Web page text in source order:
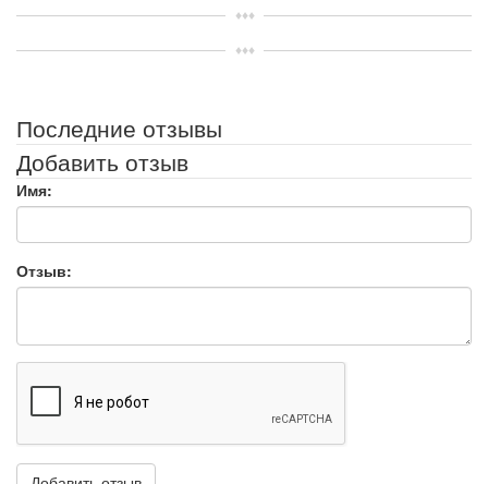
Последние отзывы
Добавить отзыв
Имя:
Отзыв: